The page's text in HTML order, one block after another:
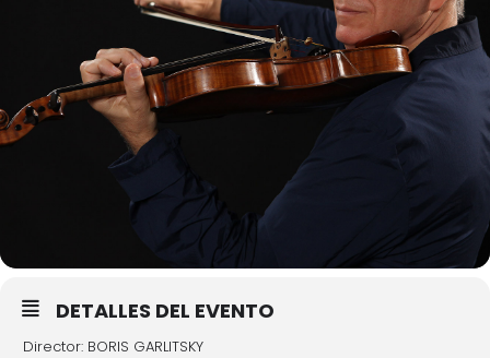
DETALLES DEL EVENTO
Director: BORIS GARLITSKY